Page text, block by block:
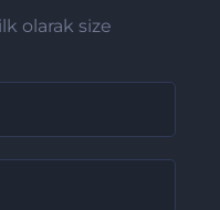
olarak size